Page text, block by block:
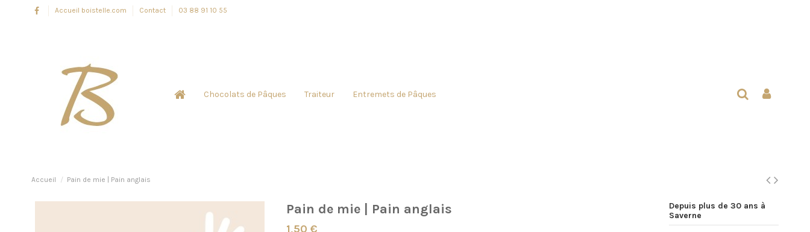
Accueil boistelle.com Contact 03 88 91 10 55
Chocolats de Pâques Traiteur Entremets de Pâques
Accueil Pain de mie | Pain anglais
Pain de mie | Pain anglais
1,50 €
Depuis plus de 30 ans à
Saverne